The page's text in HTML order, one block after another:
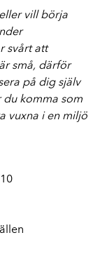
vill börja
svårt att
små, därför
på dig själv
du komma som
vuxna i en miljö